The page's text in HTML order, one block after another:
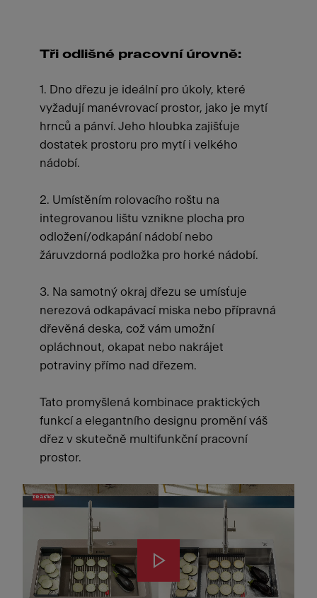
Tři odlišné pracovní úrovně:
1. Dno dřezu je ideální pro úkoly, které
vyžadují manévrovací prostor, jako je mytí
hrnců a pánví. Jeho hloubka zajišťuje
dostatek prostoru pro mytí i velkého
nádobí.
2. Umístěním rolovacího roštu na
integrovanou lištu vznikne plocha pro
odložení/odkapání nádobí nebo
žáruvzdorná podložka pro horké nádobí.
3. Na samotný okraj dřezu se umísťuje
nerezová odkapávací miska nebo přípravná
dřevěná deska, což vám umožní
opláchnout, okapat nebo nakrájet
potraviny přímo nad dřezem.
Tato promyšlená kombinace praktických
funkcí a elegantního designu promění váš
dřez v skutečně multifunkční pracovní
prostor.